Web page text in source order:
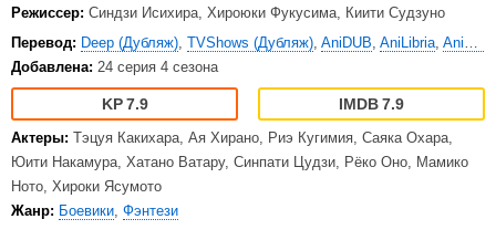
Режиссер: Синдзи Исихира, Хироюки Фукусима, Киити Судзуно
Перевод: Deep (Дубляж), TVShows (Дубляж), AniDUB, AniLibria, AnimeVost
Добавлена: 24 серия 4 сезона
7.9 7.9
Актеры: Тэцуя Какихара, Ая Хирано, Риэ Кугимия, Саяка Охара,
Юити Накамура, Хатано Ватару, Синпати Цудзи, Рёко Оно, Мамико
Ното, Хироки Ясумото
Жанр: Боевики, Фэнтези